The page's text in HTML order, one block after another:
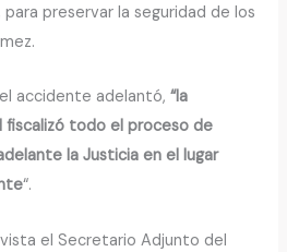
para preservar la seguridad de los
accidente adelantó,“la
fiscalizó todo el proceso de
la Justicia en el lugar
“.
el Secretario Adjunto del